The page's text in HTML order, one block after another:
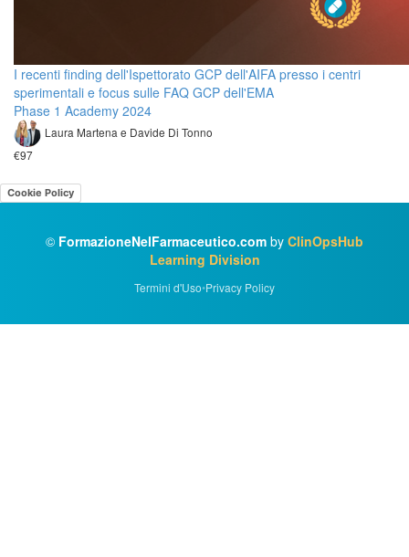
I recenti finding dell'Ispettorato GCP dell'AIFA presso i centri
sperimentali e focus sulle FAQ GCP dell'EMA
Phase 1 Academy 2024
Laura Martena e Davide Di Tonno
€97
Cookie Policy
© FormazioneNelFarmaceutico.com by ClinOpsHub
Learning Division
Termini d'Uso•Privacy Policy